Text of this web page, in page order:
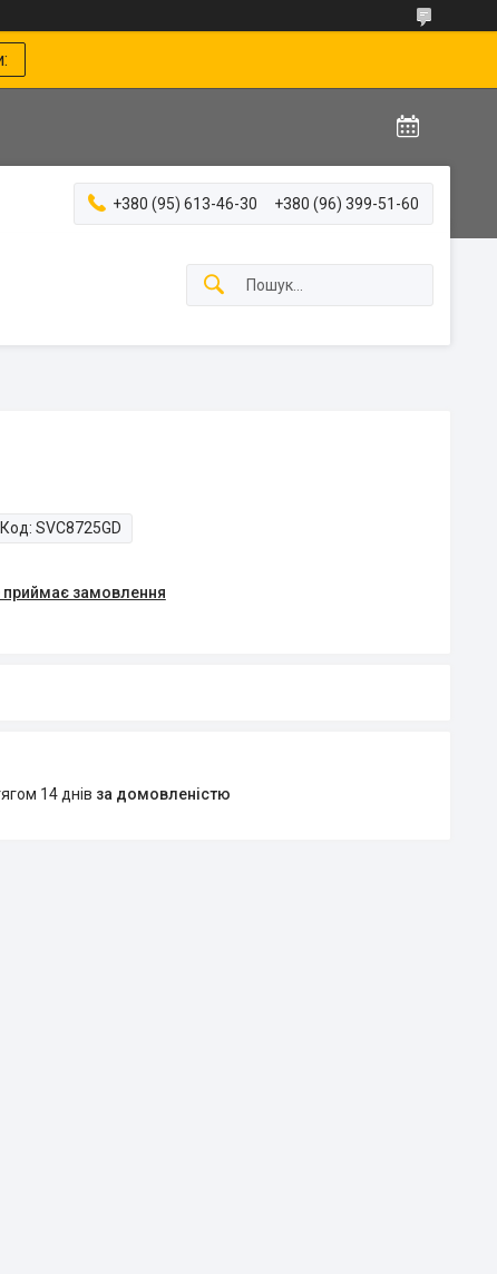
+380 (95) 613-46-30 +380 (96) 399-51-60
Код: SVC8725GD
замовлення
14 днів за домовленістю